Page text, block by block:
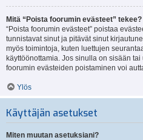
Mitä “Poista foorumin evästeet” tekee?
“Poista foorumin evästeet” poistaa
tunnistavat sinut ja pitävät sinut
myös toimintoja, kuten luettujen
käyttöönottamia. Jos sinulla on sisään
foorumin evästeiden poistaminen voi
Ylös
Käyttäjän asetukset
Miten muutan asetuksiani?